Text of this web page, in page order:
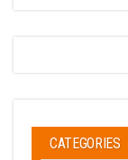
CATEGORIES